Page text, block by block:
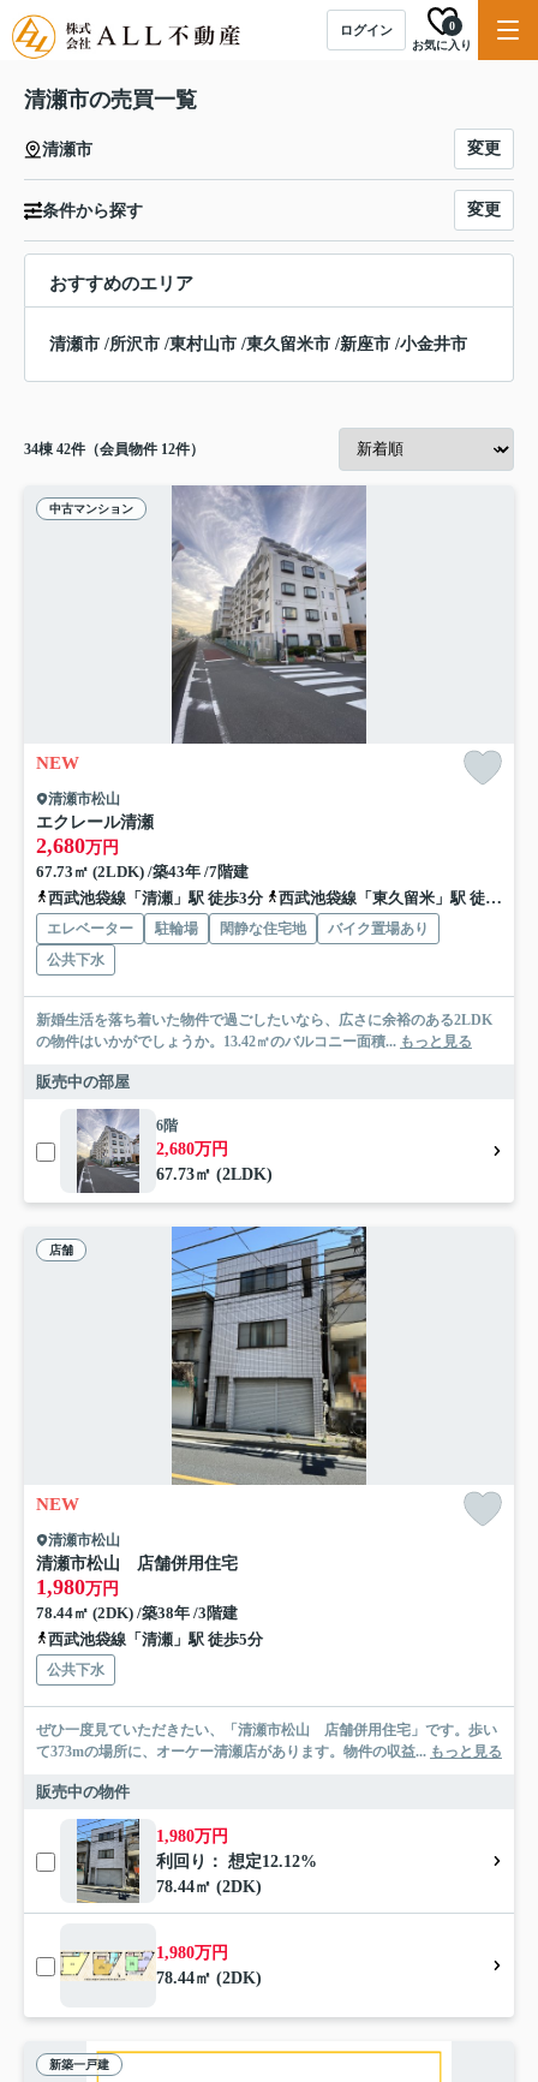
ログイン
お気に入り
0
清瀬市の売買一覧
清瀬市 変更
条件から探す 変更
おすすめのエリア
清瀬市 /所沢市 /東村山市 /東久留米市 /新座市 /小金井市
34棟 42件（会員物件 12件）
中古マンション
NEW
清瀬市松山
エクレール清瀬
2,680万円
67.73㎡ (2LDK) /築43年 /7階建
西武池袋線「清瀬」駅 徒歩3分
西武池袋線「東久留米」駅 徒歩25分
エレベーター 駐輪場 閑静な住宅地
バイク置場あり
公共下水
新婚生活を落ち着いた物件で過ごしたいなら、広さに余裕のある2LDK
の物件はいかがでしょうか。13.42㎡のバルコニー面積... もっと見る
販売中の部屋
6階
2,680万円
67.73㎡ (2LDK)
店舗
NEW
清瀬市松山
清瀬市松山 店舗併用住宅
1,980万円
78.44㎡ (2DK) /築38年 /3階建
西武池袋線「清瀬」駅 徒歩5分
公共下水
ぜひ一度見ていただきたい、「清瀬市松山 店舗併用住宅」です。歩い
て373mの場所に、オーケー清瀬店があります。物件の収益... もっと見る
販売中の物件
1,980万円
利回り： 想定12.12%
78.44㎡ (2DK)
1,980万円
78.44㎡ (2DK)
新築一戸建